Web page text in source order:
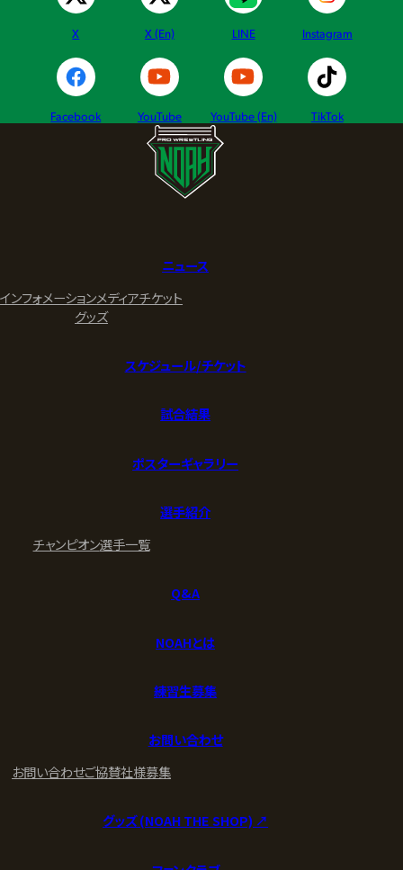
X X (En) LINE Instagram
Facebook YouTube YouTube (En) TikTok
ニュース
インフォメーションメディアチケット
グッズ
スケジュール/チケット
試合結果
ポスターギャラリー
選手紹介
チャンピオン選手一覧
Q&A
NOAHとは
練習生募集
お問い合わせ
お問い合わせご協賛社様募集
グッズ (NOAH THE SHOP) ↗︎